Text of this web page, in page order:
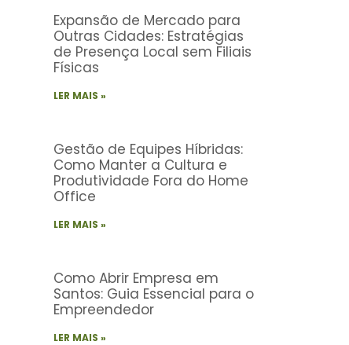
Expansão de Mercado para
Outras Cidades: Estratégias
de Presença Local sem Filiais
Físicas
LER MAIS »
Gestão de Equipes Híbridas:
Como Manter a Cultura e
Produtividade Fora do Home
Office
LER MAIS »
Como Abrir Empresa em
Santos: Guia Essencial para o
Empreendedor
LER MAIS »